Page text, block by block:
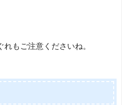
もご注意くださいね。